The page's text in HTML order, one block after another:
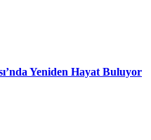
Yeniden Hayat Buluyor